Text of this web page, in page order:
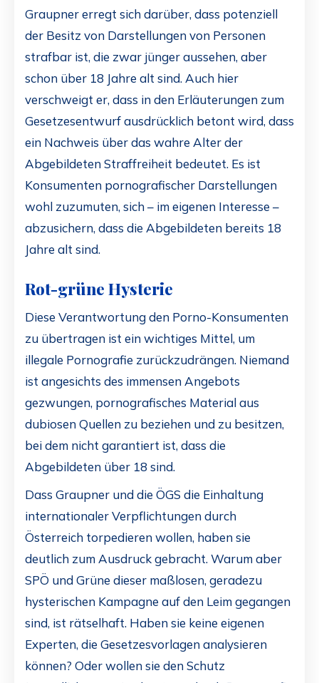
Graupner erregt sich darüber, dass potenziell
der Besitz von Darstellungen von Personen
strafbar ist, die zwar jünger aussehen, aber
schon über 18 Jahre alt sind. Auch hier
verschweigt er, dass in den Erläuterungen zum
Gesetzesentwurf ausdrücklich betont wird, dass
ein Nachweis über das wahre Alter der
Abgebildeten Straffreiheit bedeutet. Es ist
Konsumenten pornografischer Darstellungen
wohl zuzumuten, sich – im eigenen Interesse –
abzusichern, dass die Abgebildeten bereits 18
Jahre alt sind.
Rot-grüne Hysterie
Diese Verantwortung den Porno-Konsumenten
zu übertragen ist ein wichtiges Mittel, um
illegale Pornografie zurückzudrängen. Niemand
ist angesichts des immensen Angebots
gezwungen, pornografisches Material aus
dubiosen Quellen zu beziehen und zu besitzen,
bei dem nicht garantiert ist, dass die
Abgebildeten über 18 sind.
Dass Graupner und die ÖGS die Einhaltung
internationaler Verpflichtungen durch
Österreich torpedieren wollen, haben sie
deutlich zum Ausdruck gebracht. Warum aber
SPÖ und Grüne dieser maßlosen, geradezu
hysterischen Kampagne auf den Leim gegangen
sind, ist rätselhaft. Haben sie keine eigenen
Experten, die Gesetzesvorlagen analysieren
können? Oder wollen sie den Schutz